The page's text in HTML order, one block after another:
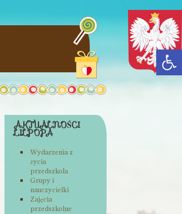
AKTUALNOŚCI
LILPOPA
Wydarzenia z
życia
przedszkola
Grupy i
nauczycielki
Zajęcia
przedszkolne